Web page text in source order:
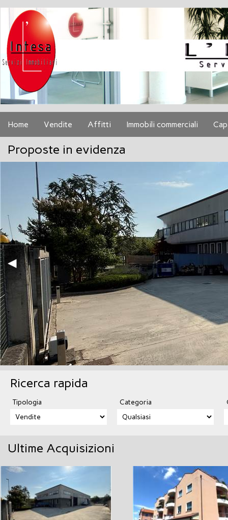
Home Vendite Affitti Immobili commerciali
Proposte in evidenza
Ricerca rapida
Tipologia Categoria
Ultime Acquisizioni